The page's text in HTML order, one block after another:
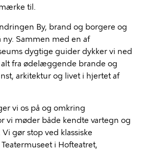
til.
By, brand og borgere og
ny. Sammen med en af
dygtige guider dykker vi ned
fra ødelæggende brande og
arkitektur og livet i hjertet af
vi os på og omkring
vi møder både kendte vartegn og
gør stop ved klassiske
i Hofteatret,